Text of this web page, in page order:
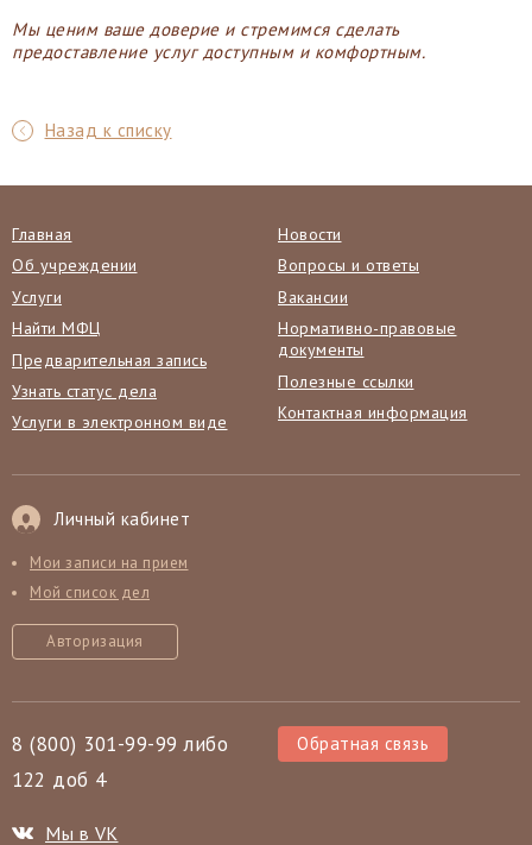
Мы ценим ваше доверие и стремимся сделать
предоставление услуг доступным и комфортным.
Назад к списку
Главная
Об учреждении
Услуги
Найти МФЦ
Предварительная запись
Узнать статус дела
Услуги в электронном виде
Новости
Вопросы и ответы
Вакансии
Нормативно-правовые
документы
Полезные ссылки
Контактная информация
Личный кабинет
Мои записи на прием
Мой список дел
Авторизация
8 (800) 301-99-99 либо
122 доб 4
Обратная связь
Мы в VK